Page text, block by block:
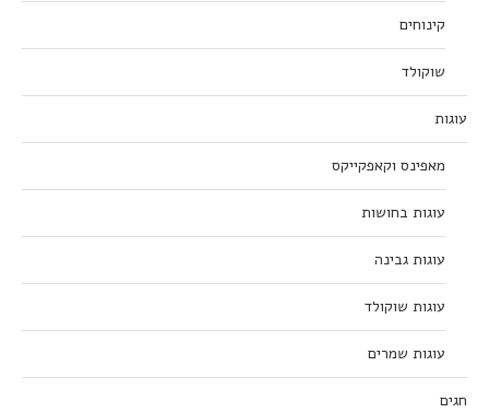
קינוחים
שוקולד
עוגות
מאפינס וקאפקייקס
עוגות בחושות
עוגות גבינה
עוגות שוקולד
עוגות שמרים
חגים